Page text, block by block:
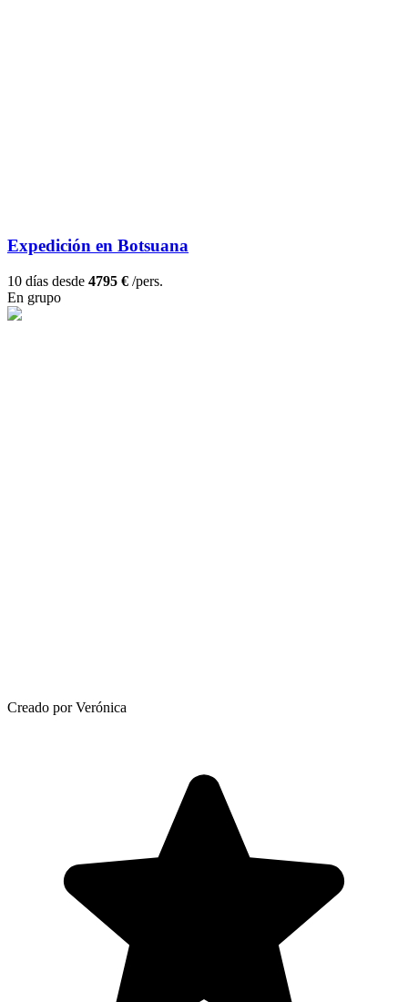
Expedición en Botsuana
10 días desde 4795 € /pers.
En grupo
Creado por Verónica